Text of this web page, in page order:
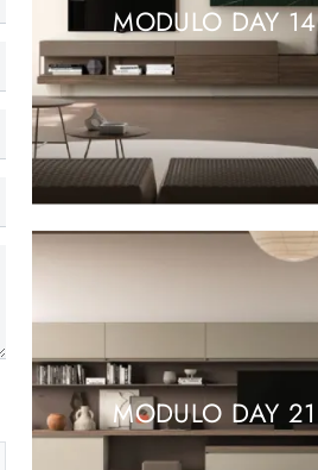
MODULO DAY 14
MODULO DAY 21